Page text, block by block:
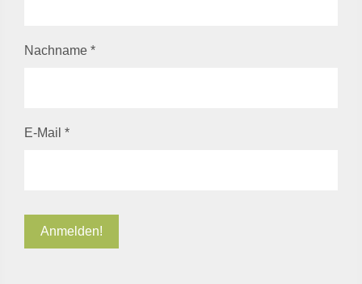
Nachname *
E-Mail *